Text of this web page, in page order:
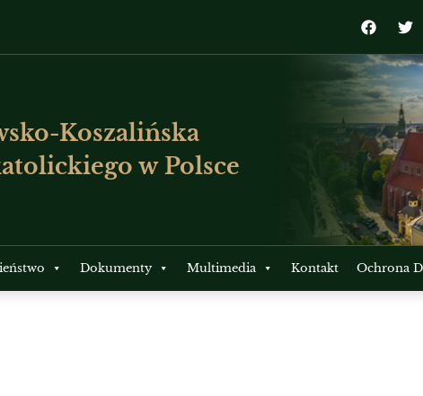
Koszalińska
w Polsce
Dokumenty Multimedia Kontakt Ochrona